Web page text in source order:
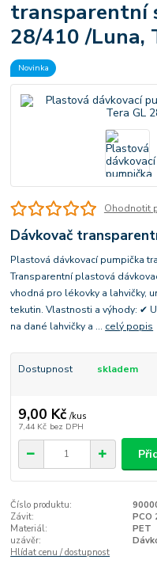
transparentní
28/410 /Luna,
Novinka
Ohodnotit
Dávkovač
Plastová dávkovací pumpička
Transparentní plastová
vhodná pro lékovky a lahvičky,
tekutin. Vlastnosti a výhody: ✔
na dané lahvičky a ... celý popis
Dostupnost skladem
9,00 Kč /kus
7,44 Kč bez DPH
Číslo produktu:
Závit:
PCO
Materiál:
PET
uzávěr:
Hlídat cenu / dostupnost